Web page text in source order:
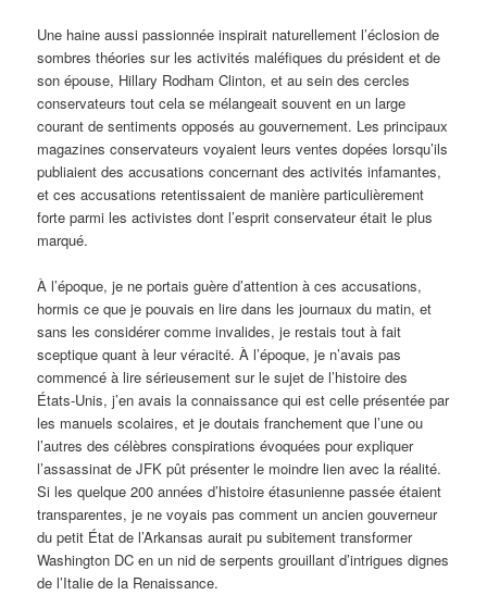
Une haine aussi passionnée inspirait naturellement l’éclosion de
sombres théories sur les activités maléfiques du président et de
son épouse, Hillary Rodham Clinton, et au sein des cercles
conservateurs tout cela se mélangeait souvent en un large
courant de sentiments opposés au gouvernement. Les principaux
magazines conservateurs voyaient leurs ventes dopées lorsqu’ils
publiaient des accusations concernant des activités infamantes,
et ces accusations retentissaient de manière particulièrement
forte parmi les activistes dont l’esprit conservateur était le plus
marqué.
À l’époque, je ne portais guère d’attention à ces accusations,
hormis ce que je pouvais en lire dans les journaux du matin, et
sans les considérer comme invalides, je restais tout à fait
sceptique quant à leur véracité. À l’époque, je n’avais pas
commencé à lire sérieusement sur le sujet de l’histoire des
États-Unis, j’en avais la connaissance qui est celle présentée par
les manuels scolaires, et je doutais franchement que l’une ou
l’autres des célèbres conspirations évoquées pour expliquer
l’assassinat de JFK pût présenter le moindre lien avec la réalité.
Si les quelque 200 années d’histoire étasunienne passée étaient
transparentes, je ne voyais pas comment un ancien gouverneur
du petit État de l’Arkansas aurait pu subitement transformer
Washington DC en un nid de serpents grouillant d’intrigues dignes
de l’Italie de la Renaissance.